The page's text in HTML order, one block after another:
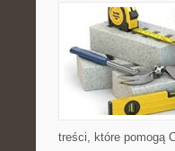
treści, które pomogą